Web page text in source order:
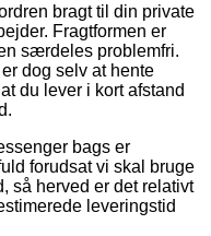
bragt til din private
Fragtformen er
særdeles problemfri.
dog selv at hente
du lever i kort afstand
bags er
forudsat vi skal bruge
så herved er det relativt
leveringstid